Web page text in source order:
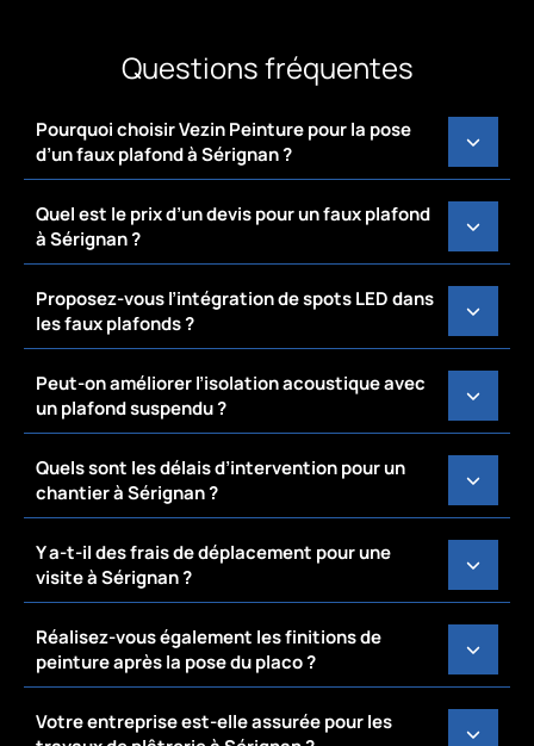
Questions fréquentes
Pourquoi choisir Vezin Peinture pour la pose
d’un faux plafond à Sérignan ?
Quel est le prix d’un devis pour un faux plafond
à Sérignan ?
Proposez-vous l’intégration de spots LED dans
les faux plafonds ?
Peut-on améliorer l’isolation acoustique avec
un plafond suspendu ?
Quels sont les délais d’intervention pour un
chantier à Sérignan ?
Y a-t-il des frais de déplacement pour une
visite à Sérignan ?
Réalisez-vous également les finitions de
peinture après la pose du placo ?
Votre entreprise est-elle assurée pour les